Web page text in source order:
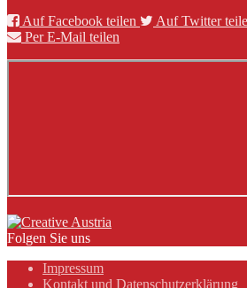
Auf Facebook teilen
Auf Twitter
Per E-Mail teilen
Folgen Sie uns
Impressum
Kontakt und Datenschutzerklärung